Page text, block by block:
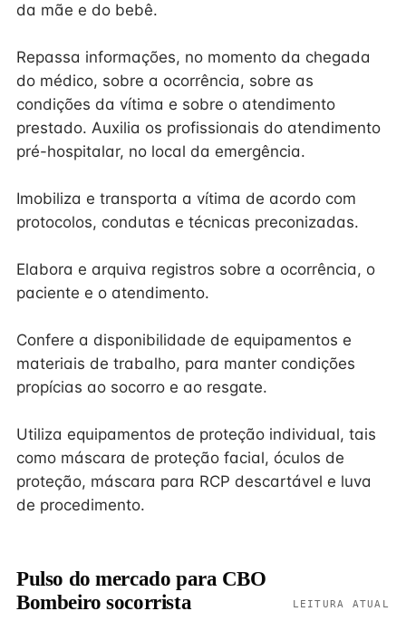
da mãe e do bebê.
Repassa informações, no momento da chegada
do médico, sobre a ocorrência, sobre as
condições da vítima e sobre o atendimento
prestado. Auxilia os profissionais do atendimento
pré-hospitalar, no local da emergência.
Imobiliza e transporta a vítima de acordo com
protocolos, condutas e técnicas preconizadas.
Elabora e arquiva registros sobre a ocorrência, o
paciente e o atendimento.
Confere a disponibilidade de equipamentos e
materiais de trabalho, para manter condições
propícias ao socorro e ao resgate.
Utiliza equipamentos de proteção individual, tais
como máscara de proteção facial, óculos de
proteção, máscara para RCP descartável e luva
de procedimento.
Pulso do mercado para CBO
Bombeiro socorrista
LEITURA ATUAL